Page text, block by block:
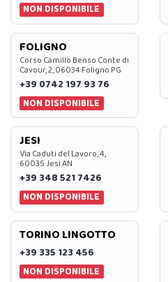
NON DISPONIBILE
FOLIGNO
Corso Camillo Benso Conte di
Cavour, 2, 06034 Foligno PG
+39 0742 197 93 76
NON DISPONIBILE
JESI
Via Caduti del Lavoro, 4,
60035 Jesi AN
+39 348 521 7426
NON DISPONIBILE
TORINO LINGOTTO
+39 335 123 456
NON DISPONIBILE